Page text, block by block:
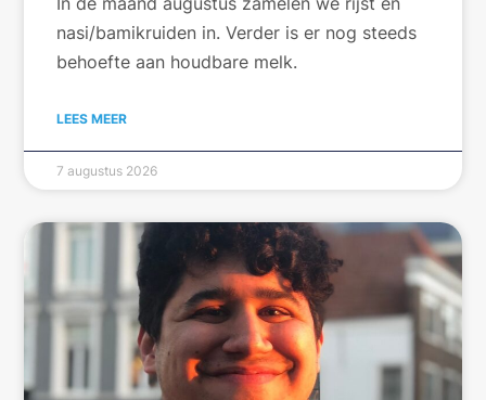
nasi/bamikruiden in. Verder is er nog steeds
behoefte aan houdbare melk.
LEES MEER
7 augustus 2026